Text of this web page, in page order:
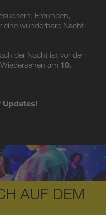
Freunden,
eine wunderbare Nacht
der Nacht ist vor der
am 10.
Updates!
AUF DEM